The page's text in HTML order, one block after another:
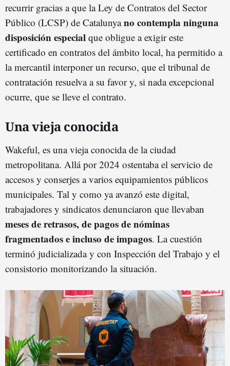
recurrir gracias a que la Ley de Contratos del Sector
Público (LCSP) de Catalunyano contempla ninguna
disposición especial que obligue a exigir este
certificado en contratos del ámbito local, ha permitido a
la mercantil interponer un recurso, que el tribunal de
contratación resuelva a su favor y, si nada excepcional
ocurre, que se lleve el contrato.
Una vieja conocida
Wakeful, es una vieja conocida de la ciudad
metropolitana. Allá por 2024 ostentaba el servicio de
accesos y conserjes a varios equipamientos públicos
municipales. Tal y como ya avanzó este digital,
trabajadores y sindicatos denunciaron que llevaban
meses de retrasos, de pagos de nóminas
fragmentados e incluso de impagos. La cuestión
terminó judicializada y con Inspección del Trabajo y el
consistorio monitorizando la situación.